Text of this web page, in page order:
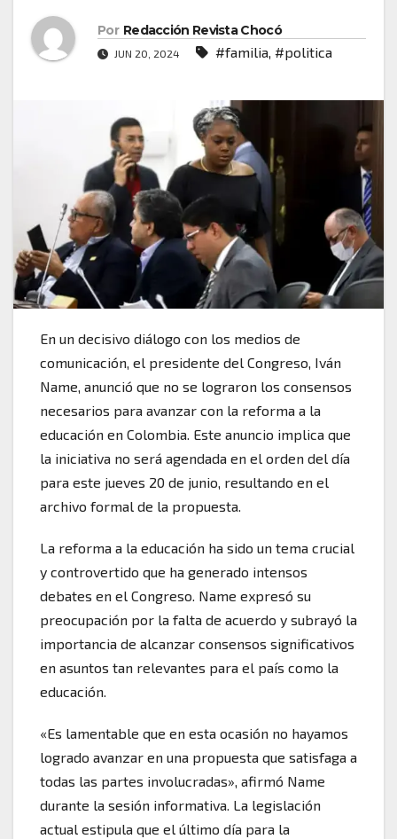
Por Redacción Revista Chocó
JUN 20, 2024 #familia, #politica
En un decisivo diálogo con los medios de
comunicación, el presidente del Congreso, Iván
Name, anunció que no se lograron los consensos
necesarios para avanzar con la reforma a la
educación en Colombia. Este anuncio implica que
la iniciativa no será agendada en el orden del día
para este jueves 20 de junio, resultando en el
archivo formal de la propuesta.
La reforma a la educación ha sido un tema crucial
y controvertido que ha generado intensos
debates en el Congreso. Name expresó su
preocupación por la falta de acuerdo y subrayó la
importancia de alcanzar consensos significativos
en asuntos tan relevantes para el país como la
educación.
«Es lamentable que en esta ocasión no hayamos
logrado avanzar en una propuesta que satisfaga a
todas las partes involucradas», afirmó Name
durante la sesión informativa. La legislación
actual estipula que el último día para la